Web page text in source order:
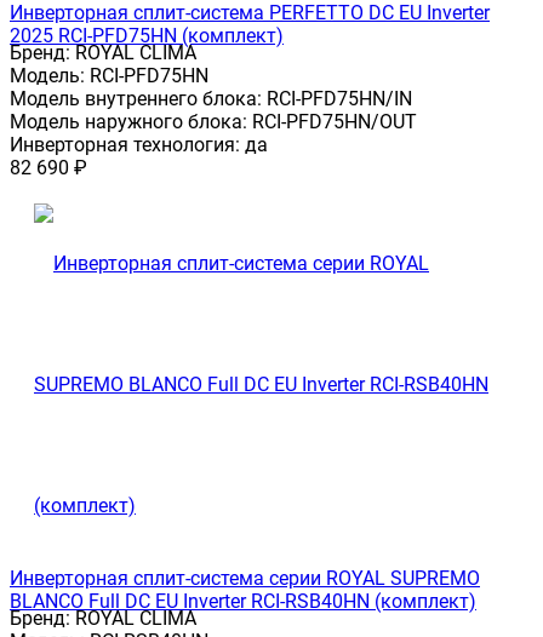
Инверторная сплит-система PERFETTO DC EU Inverter
2025 RCI-PFD75HN (комплект)
Бренд: ROYAL CLIMA
Модель: RCI-PFD75HN
Модель внутреннего блока: RCI-PFD75HN/IN
Модель наружного блока: RCI-PFD75HN/OUT
Инверторная технология: да
82 690 ₽
Инверторная сплит-система серии ROYAL SUPREMO
BLANCO Full DC EU Inverter RCI-RSB40HN (комплект)
Бренд: ROYAL CLIMA